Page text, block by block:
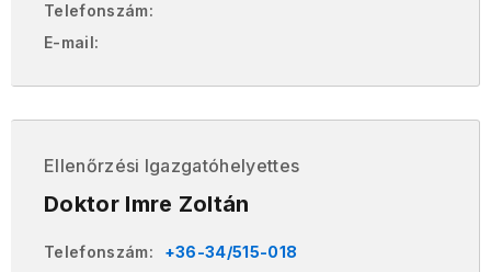
Telefonszám:
E-mail:
Ellenőrzési Igazgatóhelyettes
Doktor Imre Zoltán
Telefonszám:
+36-34/515-018